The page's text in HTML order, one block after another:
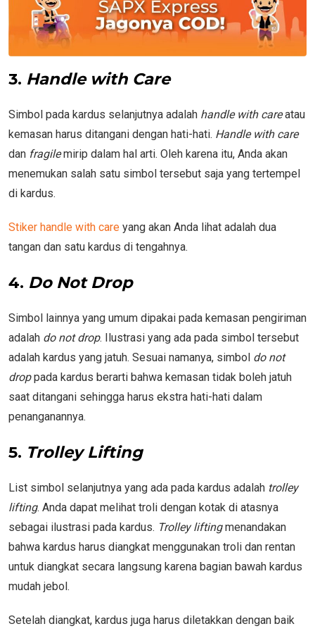
3. Handle with Care
Simbol pada kardus selanjutnya adalah handle with careatau
kemasan harus ditangani dengan hati-hati. Handle with care
dan fragilemirip dalam hal arti. Oleh karena itu, Anda akan
menemukan salah satu simbol tersebut saja yang tertempel
di kardus.
Stiker handle with care yang akan Anda lihat adalah dua
tangan dan satu kardus di tengahnya.
4. Do Not Drop
Simbol lainnya yang umum dipakai pada kemasan pengiriman
adalah do not drop. Ilustrasi yang ada pada simbol tersebut
adalah kardus yang jatuh. Sesuai namanya, simbol do not
droppada kardus berarti bahwa kemasan tidak boleh jatuh
saat ditangani sehingga harus ekstra hati-hati dalam
penanganannya.
5. Trolley Lifting
List simbol selanjutnya yang ada pada kardus adalah trolley
lifting. Anda dapat melihat troli dengan kotak di atasnya
sebagai ilustrasi pada kardus. Trolley liftingmenandakan
bahwa kardus harus diangkat menggunakan troli dan rentan
untuk diangkat secara langsung karena bagian bawah kardus
mudah jebol.
Setelah diangkat, kardus juga harus diletakkan dengan baik